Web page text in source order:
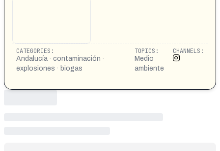
CATEGORIES:
Andalucía · contaminación ·
explosiones · biogas
TOPICS:
Medio
ambiente
CHANNELS: